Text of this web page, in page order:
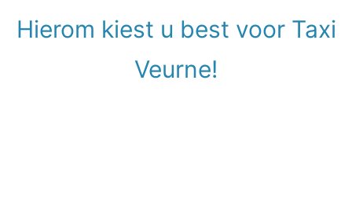
Hierom kiest u best voor Taxi
Veurne!